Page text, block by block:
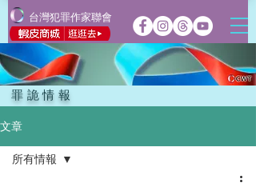
台灣犯罪作家聯會
罪詭情報
文章
所有情報